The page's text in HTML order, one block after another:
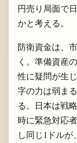
円売り局面で
かと考える。
防衛資金は、
く。準備資産
性に疑問が生
字の力は弱ま
る。日本は戦
時に緊急対応
し同じ1ドル